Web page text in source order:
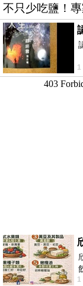
不只少吃鹽！
1
1